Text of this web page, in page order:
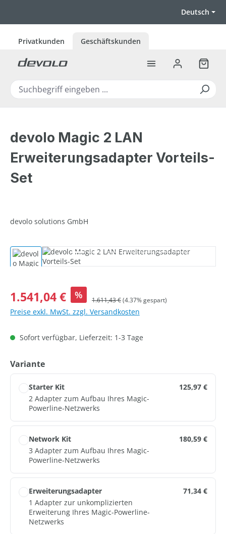
Deutsch
Privatkunden Geschäftskunden
devolo Magic 2 LAN
Erweiterungsadapter Vorteils-
Set
devolo solutions GmbH
Bildergalerie überspringen
Verkaufspreis:
1.541,04 € % Regulärer Preis:
1.611,43 €(4.37% gespart)
Preise exkl. MwSt. zzgl. Versandkosten
Sofort verfügbar, Lieferzeit: 1-3 Tage
Varianteauswählen
Starter Kit
2 Adapter zum Aufbau Ihres Magic-
Powerline-Netzwerks
125,97 €
Network Kit
3 Adapter zum Aufbau Ihres Magic-
Powerline-Netzwerks
180,59 €
Erweiterungsadapter
1 Adapter zur unkomplizierten
Erweiterung Ihres Magic-Powerline-
Netzwerks
71,34 €